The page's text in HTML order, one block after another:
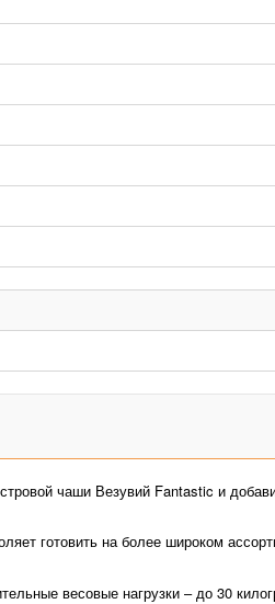
чаши Везувий Fantastic и
готовить на более широком
весовые нагрузки – до 30